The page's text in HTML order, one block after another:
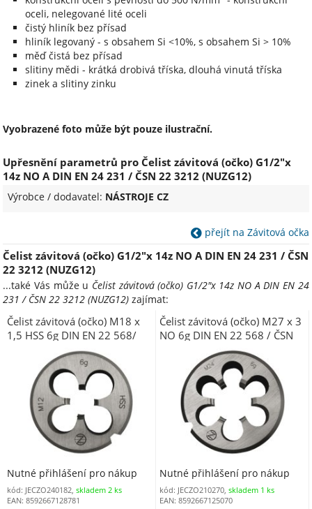
oceli, nelegované lité oceli
čistý hliník bez přísad
hliník legovaný - s obsahem Si <10%, s obsahem Si > 10%
měď čistá bez přísad
slitiny mědi - krátká drobivá tříska, dlouhá vinutá tříska
zinek a slitiny zinku
Vyobrazené foto může být pouze ilustrační.
Upřesnění parametrů pro Čelist závitová (očko) G1/2"x
14z NO A DIN EN 24 231 / ČSN 22 3212 (NUZG12)
Výrobce / dodavatel: NÁSTROJE CZ
přejít na Závitová očka
Čelist závitová (očko) G1/2"x 14z NO A DIN EN 24 231 / ČSN
22 3212 (NUZG12)
...také Vás může u Čelist závitová (očko) G1/2"x 14z NO A DIN EN 24
231 / ČSN 22 3212 (NUZG12) zajímat:
Čelist závitová (očko) M18 x
1,5 HSS 6g DIN EN 22 568/
ČSN 22 3210
Nutné přihlášení pro nákup
kód: JECZO240182, skladem 2 ks
EAN: 8592667128781
Čelist závitová (očko) M27 x 3
NO 6g DIN EN 22 568 / ČSN
22 3210 (NUM27O)
Nutné přihlášení pro nákup
kód: JECZO210270,skladem 1 ks
EAN: 8592667125070